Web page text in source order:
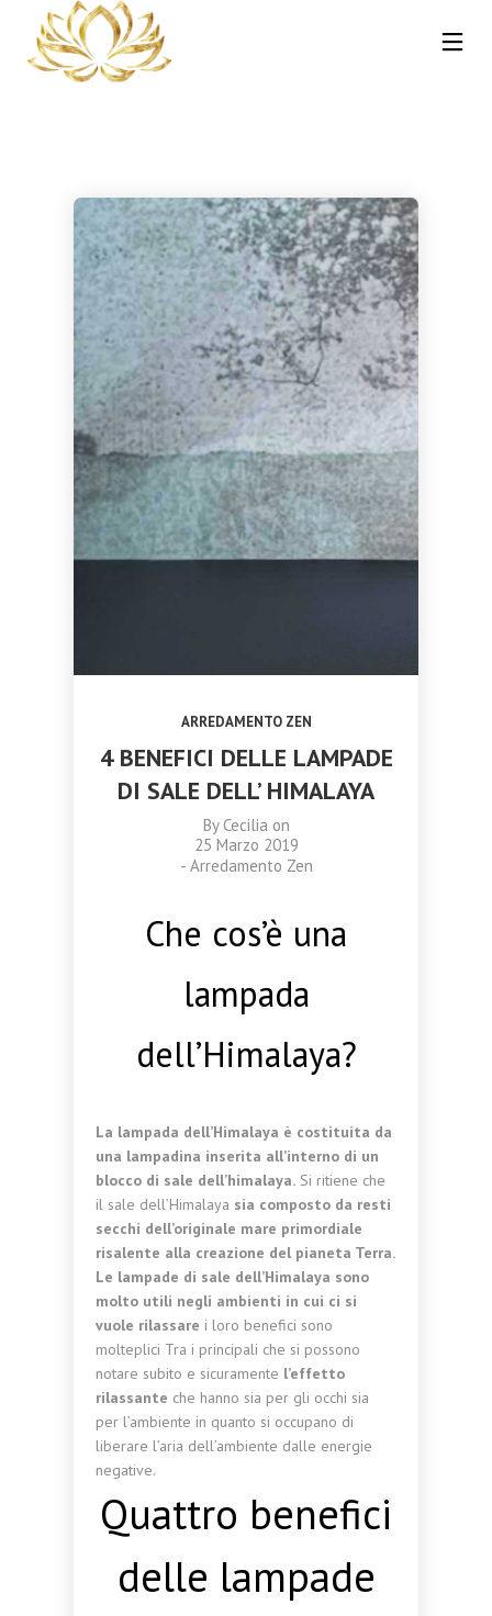
13
NOVEMBRE
2025
REIKI A
CATANIA:
COS’È, COME
FUNZIONA E
PERCHÉ PUÒ
TRASFORMARE
LA TUA VITA
30
OTTOBRE
2023
CORSO MASSAGGIO
SONORO
VIBRAZIONALE CON
LE CAMPANE
TIBETANE A
CATANIA 18
NOVEMBRE 2023
30
OTTOBRE
2023
CORSO TRATTAMENTI
AYURVEDA – HOT
STONE E
PINDASWEDA A
CATANIA 12
NOVEMBRE 2023
30
OTTOBRE
CORSO
MASSAGGIO
21
SETTEMBRE
2023
CAMPANE DI
CRISTALLO:
ARREDAMENTO ZEN
4 BENEFICI DELLE LAMPADE
DI SALE DELL’ HIMALAYA
By Cecilia on
25 Marzo 2019
- Arredamento Zen
Che cos’è una
lampada
dell’Himalaya?
La lampada dell’Himalaya è costituita da
una lampadina inserita all’interno di un
blocco di sale dell’himalaya. Si ritiene che
il sale dell’Himalaya sia composto da resti
secchi dell’originale mare primordiale
risalente alla creazione del pianeta Terra.
Le lampade di sale dell’Himalaya sono
molto utili negli ambienti in cui ci si
vuole rilassare i loro benefici sono
molteplici Tra i principali che si possono
notare subito e sicuramente l’effetto
rilassante che hanno sia per gli occhi sia
per l’ambiente in quanto si occupano di
liberare l’aria dell’ambiente dalle energie
negative.
Quattro benefici
delle lampade